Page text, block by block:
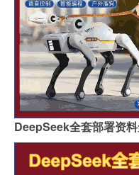
DeepSeek全套部署资